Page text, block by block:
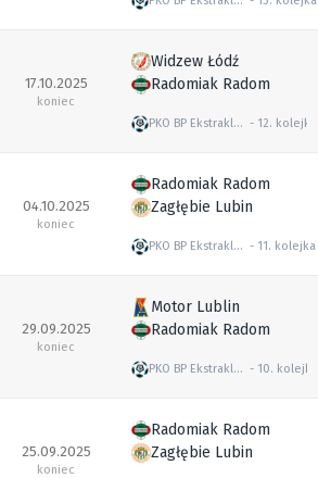
17.10.2025
koniec
Widzew Łódź
Radomiak Radom
PKO BP Ekstraklasa 12. kolejka
04.10.2025
koniec
Radomiak Radom
Zagłębie Lubin
PKO BP Ekstraklasa 11. kolejka
29.09.2025
koniec
Motor Lublin
Radomiak Radom
PKO BP Ekstraklasa 10. kolejka
25.09.2025
koniec
Radomiak Radom
Zagłębie Lubin